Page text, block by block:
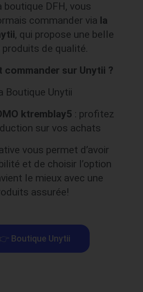
boutique DFH, vous
commander via la
, qui propose une belle
de qualité.
commander sur Unytii ?
Boutique Unytii
ktremblay5 : profitez
sur vos achats
vous permet d’avoir
et de choisir l’option
le mieux avec une
assurée!
Boutique Unytii